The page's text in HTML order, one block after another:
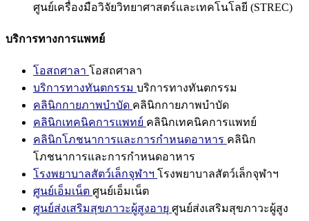
ศูนย์เครื่องมือวิจัยวิทยาศาสตร์และเทคโนโลยี (STREC)
บริการทางการแพทย์
โอสถศาลา โอสถศาลา
บริการทางทันตกรรม บริการทางทันตกรรม
คลินิกกายภาพบำบัด คลินิกกายภาพบำบัด
คลินิกเทคนิคการแพทย์ คลินิกเทคนิคการแพทย์
คลินิกโภชนาการและการกำหนดอาหาร คลินิก
โภชนาการและการกำหนดอาหาร
โรงพยาบาลสัตว์เล็กจุฬาฯ โรงพยาบาลสัตว์เล็กจุฬาฯ
ศูนย์เอ็มเน็ต ศูนย์เอ็มเน็ต
ศูนย์ส่งเสริมสุขภาวะผู้สูงอายุ ศูนย์ส่งเสริมสุขภาวะผู้สูง